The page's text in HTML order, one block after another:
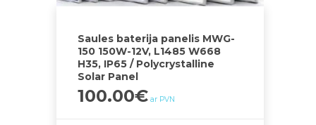
Saules baterija panelis MWG-
150 150W-12V, L1485 W668
H35, IP65 / Polycrystalline
Solar Panel
100.00€ ar PVN